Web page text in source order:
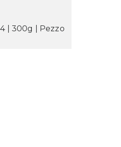
| 300g | Pezzo